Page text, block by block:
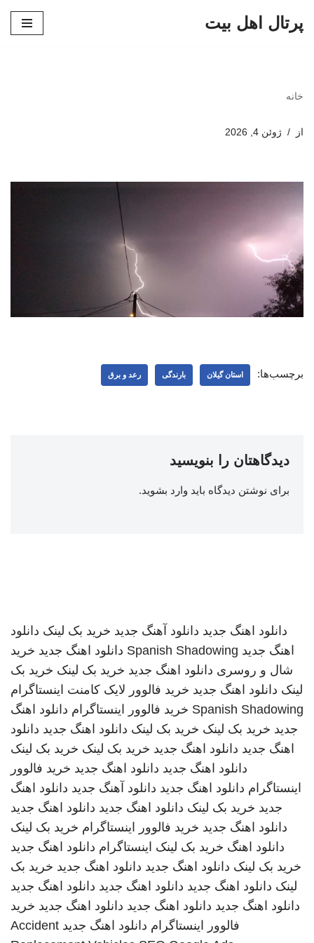
پرتال اهل بیت
خانه
از ژوئن 4, 2026
برچسب‌ها: استان گیلان بارندگی رعد و برق
دیدگاهتان را بنویسید
برای نوشتن دیدگاه باید وارد بشوید.
دانلود اهنگ جدید دانلود آهنگ جدید خرید بک لینک دانلود
اهنگ جدید Spanish Shadowing دانلود اهنگ جدید خرید
شال و روسری دانلود اهنگ جدید خرید بک لینک خرید بک
لینک دانلود اهنگ جدید خرید فالوور لایک کامنت اینستاگرام
Spanish Shadowing خرید فالوور اینستاگرام دانلود اهنگ
جدید خرید بک لینک خرید بک لینک دانلود اهنگ جدید دانلود
اهنگ جدید دانلود اهنگ جدید خرید بک لینک خرید بک لینک
دانلود اهنگ جدید دانلود اهنگ جدید خرید فالوور
اینستاگرام دانلود اهنگ جدید دانلود آهنگ جدید دانلود اهنگ
جدید خرید بک لینک دانلود اهنگ جدید دانلود اهنگ جدید
دانلود اهنگ جدید خرید فالوور اینستاگرام خرید بک لینک
دانلود اهنگ خرید بک لینک اینستاگرام دانلود اهنگ جدید
خرید بک لینک دانلود اهنگ جدید دانلود اهنگ جدید خرید بک
لینک دانلود اهنگ جدید دانلود اهنگ جدید دانلود اهنگ جدید
دانلود اهنگ جدید دانلود اهنگ جدید دانلود اهنگ جدید خرید
فالوور اینستاگرام دانلود اهنگ جدید Accident